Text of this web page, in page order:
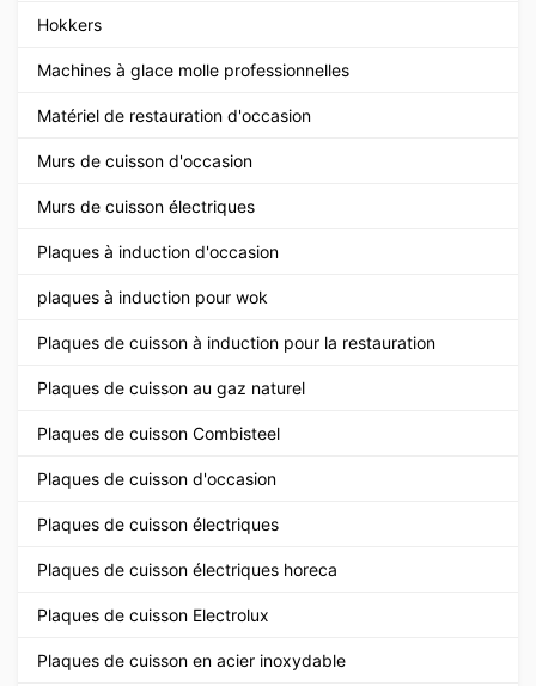
Hokkers
Machines à glace molle professionnelles
Matériel de restauration d'occasion
Murs de cuisson d'occasion
Murs de cuisson électriques
Plaques à induction d'occasion
plaques à induction pour wok
Plaques de cuisson à induction pour la restauration
Plaques de cuisson au gaz naturel
Plaques de cuisson Combisteel
Plaques de cuisson d'occasion
Plaques de cuisson électriques
Plaques de cuisson électriques horeca
Plaques de cuisson Electrolux
Plaques de cuisson en acier inoxydable